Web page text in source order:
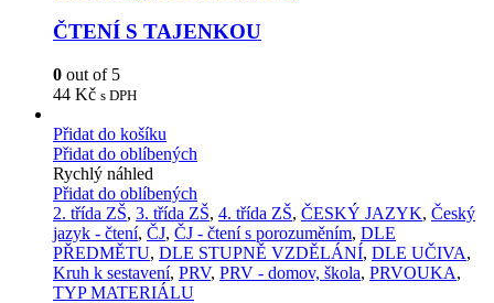
ČTENÍ S TAJENKOU
0 out of 5
44 Kč s DPH
Přidat do košíku
Přidat do oblíbených
Rychlý náhled
Přidat do oblíbených
2. třída ZŠ, 3. třída ZŠ, 4. třída ZŠ, ČESKÝ JAZYK, Český
jazyk - čtení, ČJ, ČJ - čtení s porozuměním, DLE
PŘEDMĚTU, DLE STUPNĚ VZDĚLÁNÍ, DLE UČIVA,
Kruh k sestavení, PRV, PRV - domov, škola, PRVOUKA,
TYP MATERIÁLU